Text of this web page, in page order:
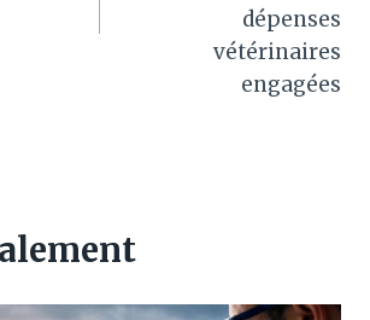
dépenses
vétérinaires
engagées